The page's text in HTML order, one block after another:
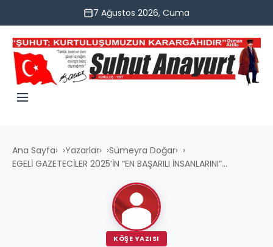
7 Ağustos 2026, Cuma
Ana Sayfa› Yazarlar› Sümeyra Doğar›
EGELİ GAZETECİLER 2025’İN “EN BAŞARILI İNSANLARINI”...
KÖŞE YAZISI